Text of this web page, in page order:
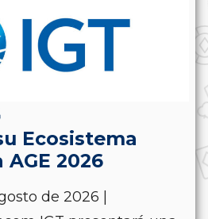
Ecosistema
2026
de 2026 |